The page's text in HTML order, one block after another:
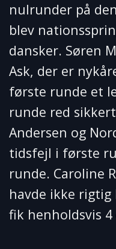
nulrunder på
blev
dansker. Søren
Ask, der er
første runde et
runde red
Andersen og
tidsfejl i første
runde. Caroline
havde ikke rigtig
fik henholdsvis